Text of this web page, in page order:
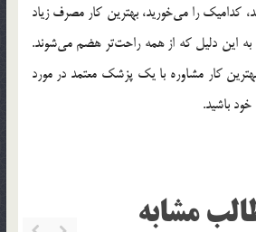
کدامیک را می‌خورید، بهترین کار مصرف زیاد
به این دلیل که از همه راحت‌تر هضم می‌شوند.
کار مشاوره با یک پزشک معتمد در مورد
باشید.
مشابه